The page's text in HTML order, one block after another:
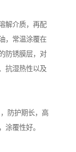
解介质，再配
，常温涂覆在
防锈膜层，对
抗湿热性以及
防护期长，高
涂覆性好。